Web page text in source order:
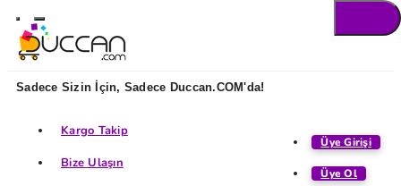
Sadece Sizin İçin, Sadece Duccan.COM'da!
Üye Girişi
Üye Ol
Kargo Takip
Bize Ulaşın